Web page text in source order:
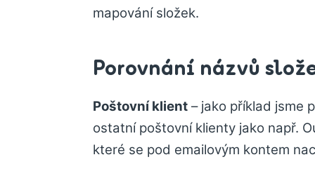
mapování složek.
Porovnání názvů
Poštovní klient – jako příklad jsme
ostatní poštovní klienty jako např.
které se pod emailovým kontem